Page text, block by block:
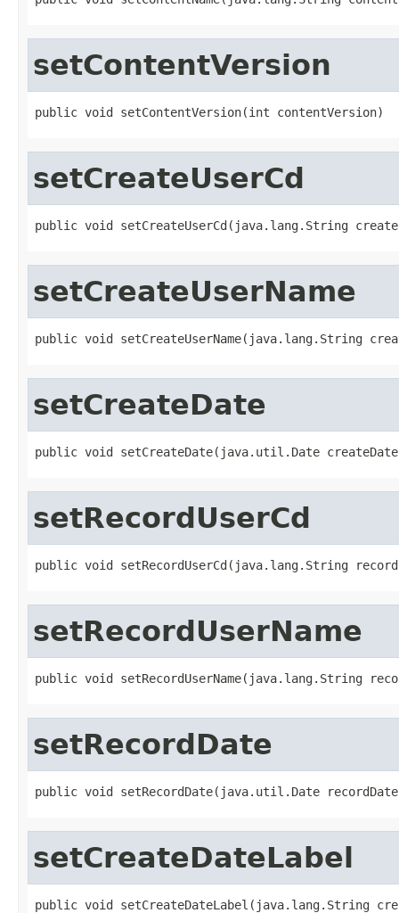
setContentVersion
public void setContentVersion(int contentVersion)
setCreateUserCd
public void setCreateUserCd(java.lang.String
setCreateUserName
public void setCreateUserName(java.lang.String
setCreateDate
public void setCreateDate(java.util.Date
setRecordUserCd
public void setRecordUserCd(java.lang.String
setRecordUserName
public void setRecordUserName(java.lang.String
setRecordDate
public void setRecordDate(java.util.Date
setCreateDateLabel
public void setCreateDateLabel(java.lang.String